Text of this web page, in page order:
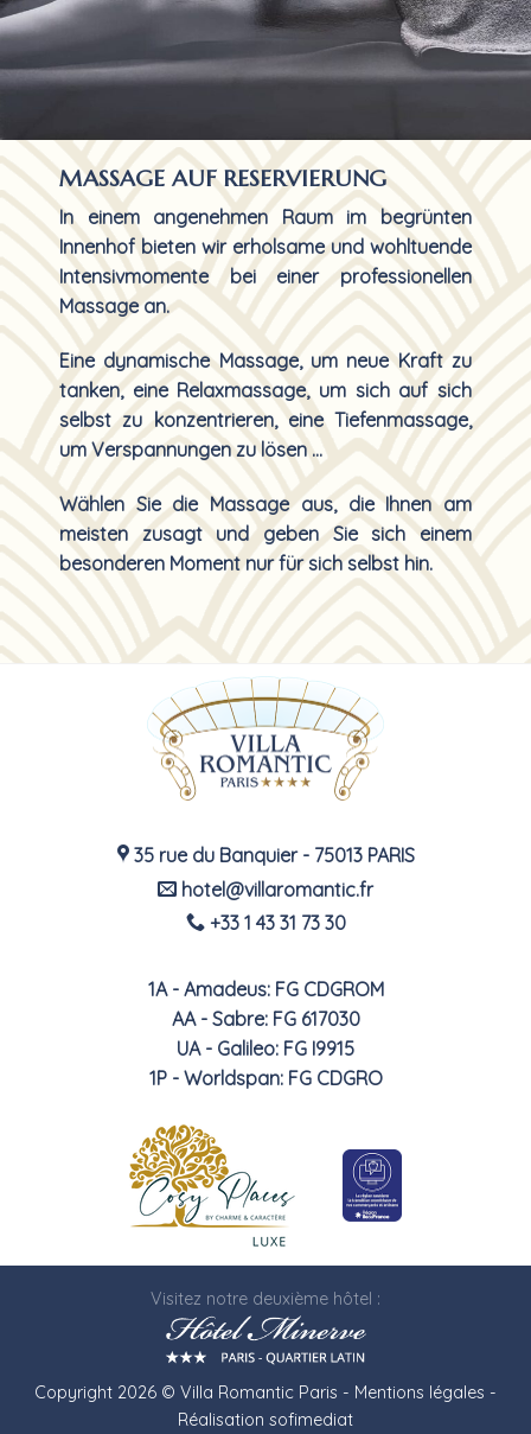
MASSAGE AUF RESERVIERUNG
In einem angenehmen Raum im begrünten
Innenhof bieten wir erholsame und wohltuende
Intensivmomente bei einer professionellen
Massage an.
Eine dynamische Massage, um neue Kraft zu
tanken, eine Relaxmassage, um sich auf sich
selbst zu konzentrieren, eine Tiefenmassage,
um Verspannungen zu lösen …
Wählen Sie die Massage aus, die Ihnen am
meisten zusagt und geben Sie sich einem
besonderen Moment nur für sich selbst hin.
35 rue du Banquier - 75013 PARIS
hotel@villaromantic.fr
+33 1 43 31 73 30
1A - Amadeus: FG CDGROM
AA - Sabre: FG 617030
UA - Galileo: FG I9915
1P - Worldspan: FG CDGRO
Visitez notre deuxième hôtel :
Copyright 2026 © Villa Romantic Paris - Mentions légales -
Réalisation sofimediat